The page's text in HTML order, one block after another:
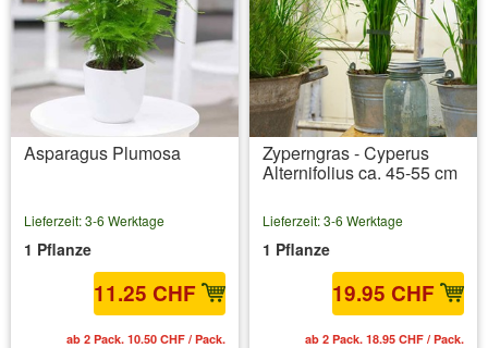
Asparagus Plumosa
Lieferzeit: 3-6 Werktage
1 Pflanze
11.25 CHF
ab 2 Pack. 10.50 CHF / Pack.
Zyperngras - Cyperus
Alternifolius ca. 45-55 cm
Lieferzeit: 3-6 Werktage
1 Pflanze
19.95 CHF
ab 2 Pack. 18.95 CHF / Pack.